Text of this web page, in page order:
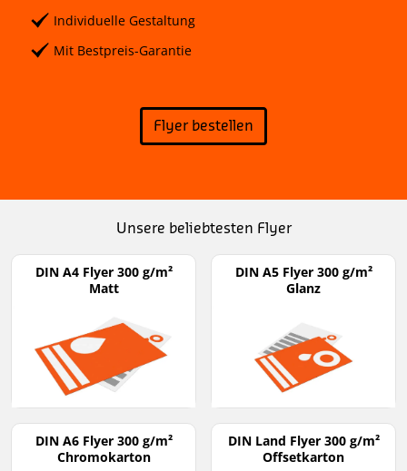
Individuelle Gestaltung
Mit Bestpreis-Garantie
Flyer bestellen
Unsere beliebtesten Flyer
DIN A4 Flyer 300 g/m²
Matt
DIN A5 Flyer 300 g/m²
Glanz
DIN A6 Flyer 300 g/m²
Chromokarton
DIN Land Flyer 300 g/m²
Offsetkarton